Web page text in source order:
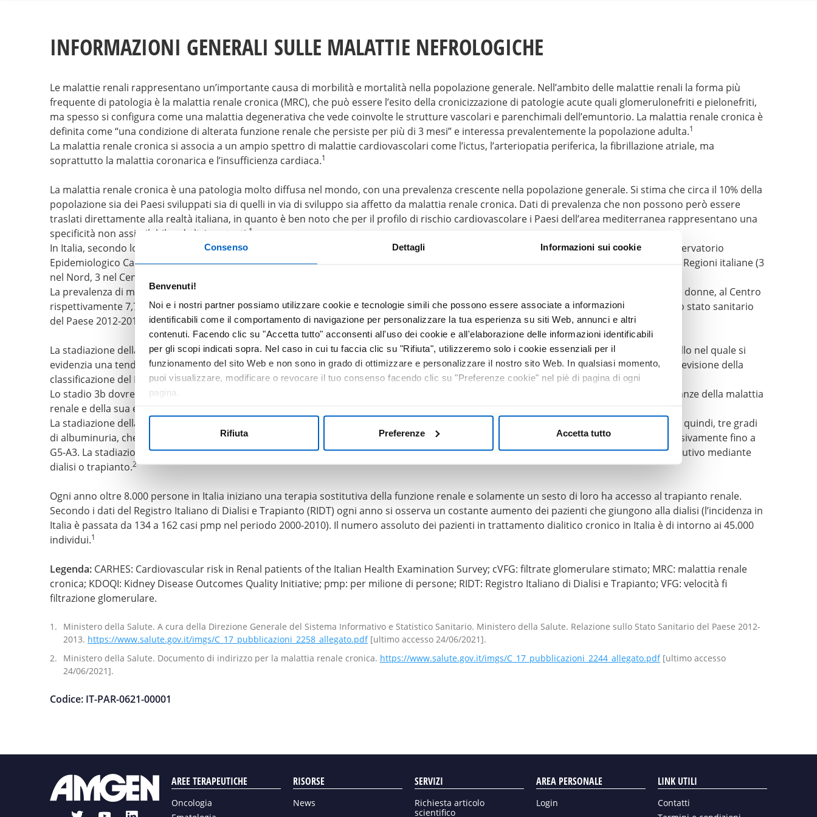
Consenso Dettagli Informazioni sui cookie
Benvenuti!
Noi e i nostri partner possiamo utilizzare cookie e tecnologie simili che possono essere associate a informazioni
identificabili come il comportamento di navigazione per personalizzare la tua esperienza su siti Web, annunci e altri
contenuti. Facendo clic su "Accetta tutto" acconsenti all'uso dei cookie e all'elaborazione delle informazioni identificabili
per gli scopi indicati sopra. Nel caso in cui tu faccia clic su "Rifiuta", utilizzeremo solo i cookie essenziali per il
funzionamento del sito Web e non sono in grado di ottimizzare e personalizzare il nostro sito Web. In qualsiasi momento,
puoi visualizzare, modificare o revocare il tuo consenso facendo clic su "Preferenze cookie" nel piè di pagina di ogni
pagina.
Rifiuta Preferenze Accetta tutto
INFORMAZIONI GENERALI SULLE MALATTIE NEFROLOGICHE
Le malattie renali rappresentano un’importante causa di morbilità e mortalità nella popolazione generale. Nell’ambito delle malattie renali la forma più
frequente di patologia è la malattia renale cronica (MRC), che può essere l’esito della cronicizzazione di patologie acute quali glomerulonefriti e pielonefriti,
ma spesso si configura come una malattia degenerativa che vede coinvolte le strutture vascolari e parenchimali dell’emuntorio. La malattia renale cronica è
definita come “una condizione di alterata funzione renale che persiste per più di 3 mesi” e interessa prevalentemente la popolazione adulta.1
La malattia renale cronica si associa a un ampio spettro di malattie cardiovascolari come l’ictus, l’arteriopatia periferica, la fibrillazione atriale, ma
soprattutto la malattia coronarica e l’insufficienza cardiaca.1
La malattia renale cronica è una patologia molto diffusa nel mondo, con una prevalenza crescente nella popolazione generale. Si stima che circa il 10% della
popolazione sia dei Paesi sviluppati sia di quelli in via di sviluppo sia affetto da malattia renale cronica. Dati di prevalenza che non possono però essere
traslati direttamente alla realtà italiana, in quanto è ben noto che per il profilo di rischio cardiovascolare i Paesi dell’area mediterranea rappresentano una
specificità non assimilabile ad altri contesti. 1
In Italia, secondo lo studio CARHES(Cardiovascular risk in Renal patients of the Italian Health Examination Survey),condotto nell’ambito dell’Osservatorio
Epidemiologico Cardiovascolare-Health Examination Survey 2008-2012 sulla popolazione generale italiana tra i 35 e i 79 anni, di 11 delle 20 Regioni italiane (3
nel Nord, 3 nel Centro, 5 nel Sud e nelle Isole), la prevalenza di MRC è pari all’8,1% negli uomini e al 7,8% nelle donne.
La prevalenza di malattia renale cronica per macroaree geografiche mostra delle leggere differenze: al Nord 7,3% negli uomini e 7,8% nelle donne, al Centro
rispettivamente 7,7% e 8,4%, al Sud e nelle Isole 9,2% e 7,4%. Tali percentuali, che si riferiscono ai dati diffusi dal Ministero della Salute sullo stato sanitario
del Paese 2012-2013, suggerivano già allora la presenza nel nostro Paese di 2,5-3 milioni di persone con malattia renale cronica.1
La stadiazione della MRC prevede 5 stadi progressivi, valutati attraverso la VFG. La letteratura internazionale ci indica che lo stadio 3 è quello nel quale si
evidenzia una tendenza alla progressione più o meno rapida verso un deficit funzionale sempre maggiore: stadi 4 e 5 fino alla dialisi. Una revisione della
classificazione del KDOQI divide lo stadio 3 in due sottogruppi: 3a (VFG tra 59 e 45) e 3b (VFG tra 44 e 30).2
Lo stadio 3b dovrebbe essere controllato e trattato in maniera intensiva, rappresentando un gruppo di pazienti ad alto rischio di complicanze della malattia
renale e della sua evoluzione verso gli stadi terminali.
La stadiazione della MRC deve tenere conto sia del valore della VFG stimata, che della presenza di proteinuria/albuminuria. Si distinguono, quindi, tre gradi
di albuminuria, che si combinano con uno dei sei stadi di cVFG; gli stadi G1-A1 e G2-A1 sono stadi di rischio basso, per peggiorare progressivamente fino a
G5-A3. La stadiazione così effettuata corrisponde a diversi gradi di rischio di mortalità e di evoluzione della MRC verso il trattamento sostitutivo mediante
dialisi o trapianto.2
Ogni anno oltre 8.000 persone in Italia iniziano una terapia sostitutiva della funzione renale e solamente un sesto di loro ha accesso al trapianto renale.
Secondo i dati del Registro Italiano di Dialisi e Trapianto (RIDT) ogni anno si osserva un costante aumento dei pazienti che giungono alla dialisi (l’incidenza in
Italia è passata da 134 a 162 casi pmp nel periodo 2000-2010). Il numero assoluto dei pazienti in trattamento dialitico cronico in Italia è di intorno ai 45.000
individui.1
Legenda: CARHES: Cardiovascular risk in Renal patients of the Italian Health Examination Survey; cVFG: filtrate glomerulare stimato; MRC: malattia renale
cronica; KDOQI: Kidney Disease Outcomes Quality Initiative; pmp: per milione di persone; RIDT: Registro Italiano di Dialisi e Trapianto; VFG: velocità fi
filtrazione glomerulare.
Ministero della Salute. A cura della Direzione Generale del Sistema Informativo e Statistico Sanitario. Ministero della Salute. Relazione sullo Stato Sanitario del Paese 2012-
2013. https://www.salute.gov.it/imgs/C_17_pubblicazioni_2258_allegato.pdf[ultimo accesso 24/06/2021].
Ministero della Salute. Documento di indirizzo per la malattia renale cronica. https://www.salute.gov.it/imgs/C_17_pubblicazioni_2244_allegato.pdf[ultimo accesso
24/06/2021].
Codice: IT-PAR-0621-00001
AREE TERAPEUTICHE
Oncologia
RISORSE
News
SERVIZI
Richiesta articolo
scientifico
AREA PERSONALE
Login
LINK UTILI
Contatti